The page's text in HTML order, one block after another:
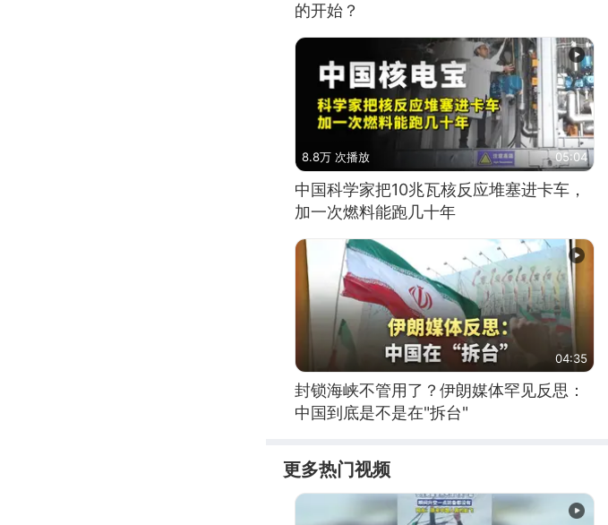
的开始？
8.8万 次播放 05:04
中国科学家把10兆瓦核反应堆塞进卡车，
加一次燃料能跑几十年
04:35
封锁海峡不管用了？伊朗媒体罕见反思：
中国到底是不是在"拆台"
更多热门视频